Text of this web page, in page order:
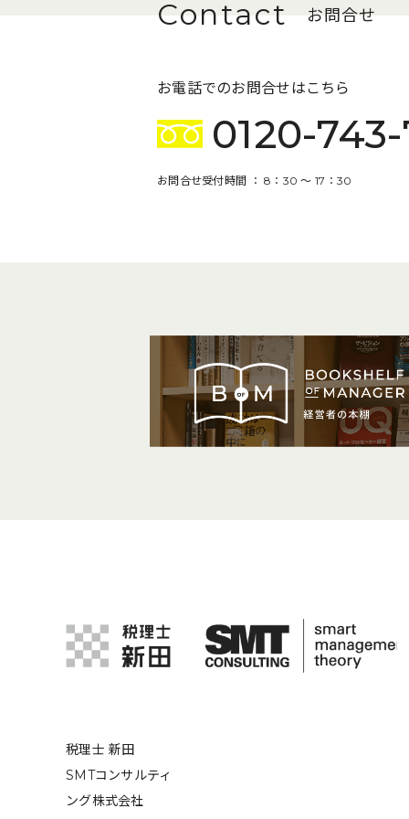
お問合せ
お電話でのお問合せはこちら
0120-
お問合せ受付時間 ： 8：30 〜 17：30
税理士 新田
SMTコンサルティ
ング株式会社